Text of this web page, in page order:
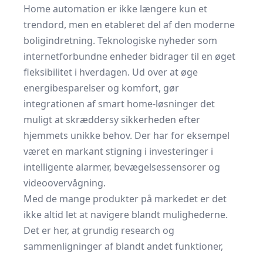
Home automation er ikke længere kun et
trendord, men en etableret del af den moderne
boligindretning. Teknologiske nyheder som
internetforbundne enheder bidrager til en øget
fleksibilitet i hverdagen. Ud over at øge
energibesparelser og komfort, gør
integrationen af smart home-løsninger det
muligt at skræddersy sikkerheden efter
hjemmets unikke behov. Der har for eksempel
været en markant stigning i investeringer i
intelligente alarmer, bevægelsessensorer og
videoovervågning.
Med de mange produkter på markedet er det
ikke altid let at navigere blandt mulighederne.
Det er her, at grundig research og
sammenligninger af blandt andet funktioner,